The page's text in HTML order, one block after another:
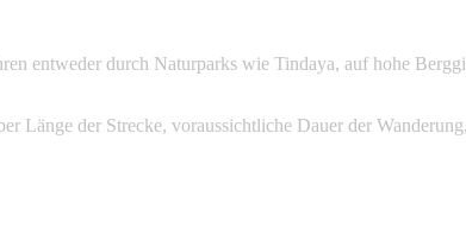
entweder durch Naturparks wie Tindaya, auf hohe
Länge der Strecke, voraussichtliche Dauer der